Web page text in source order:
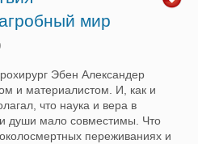
мир
Эбен Александер
и материалистом. И, как и
что наука и вера в
души мало совместимы. Что
переживаниях и